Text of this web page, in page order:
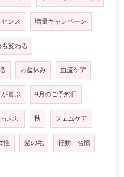
ンス 増量キャンペーン
も変わる
お盆休み 血流ケア
が喜ぶ 9月のご予約日
ぷり 秋 フェムケア
性 髪の毛 行動 習慣